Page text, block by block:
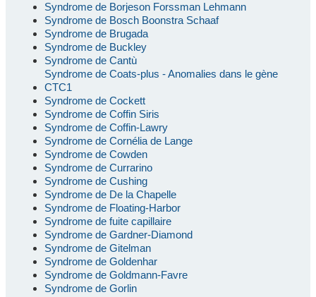
Syndrome de Borjeson Forssman Lehmann
Syndrome de Bosch Boonstra Schaaf
Syndrome de Brugada
Syndrome de Buckley
Syndrome de Cantù
Syndrome de Coats-plus - Anomalies dans le gène
CTC1
Syndrome de Cockett
Syndrome de Coffin Siris
Syndrome de Coffin-Lawry
Syndrome de Cornélia de Lange
Syndrome de Cowden
Syndrome de Currarino
Syndrome de Cushing
Syndrome de De la Chapelle
Syndrome de Floating-Harbor
Syndrome de fuite capillaire
Syndrome de Gardner-Diamond
Syndrome de Gitelman
Syndrome de Goldenhar
Syndrome de Goldmann-Favre
Syndrome de Gorlin